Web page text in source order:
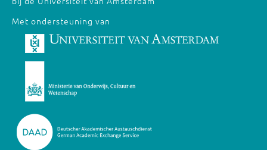
Met ondersteuning van